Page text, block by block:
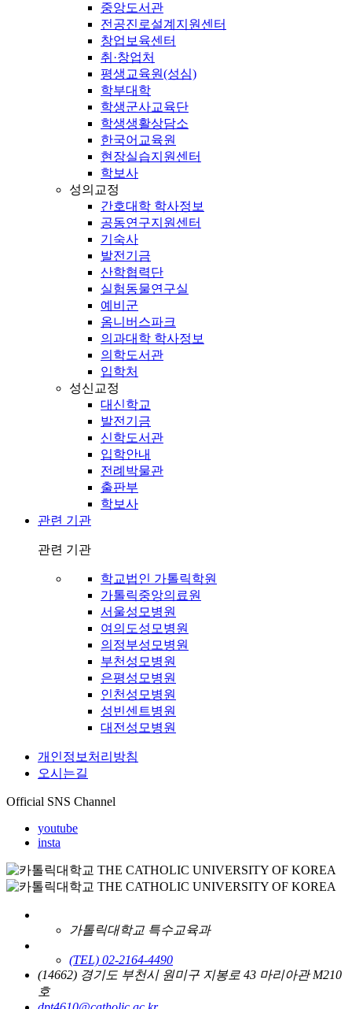
중앙도서관
전공진로설계지원센터
창업보육센터
취·창업처
평생교육원(성심)
학부대학
학생군사교육단
학생생활상담소
한국어교육원
현장실습지원센터
학보사
성의교정
간호대학 학사정보
공동연구지원센터
기숙사
발전기금
산학협력단
실험동물연구실
예비군
옴니버스파크
의과대학 학사정보
의학도서관
입학처
성신교정
대신학교
발전기금
신학도서관
입학안내
전례박물관
출판부
학보사
관련 기관
관련 기관
학교법인 가톨릭학원
가톨릭중앙의료원
서울성모병원
여의도성모병원
의정부성모병원
부천성모병원
은평성모병원
인천성모병원
성빈센트병원
대전성모병원
개인정보처리방침
오시는길
Official SNS Channel
youtube
insta
가톨릭대학교 특수교육과
(TEL) 02-2164-4490
(14662) 경기도 부천시 원미구 지봉로 43 마리아관 M210
호